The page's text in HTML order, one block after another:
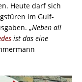
Heute darf sich
im Gulf-
„Neben all
ist das eine